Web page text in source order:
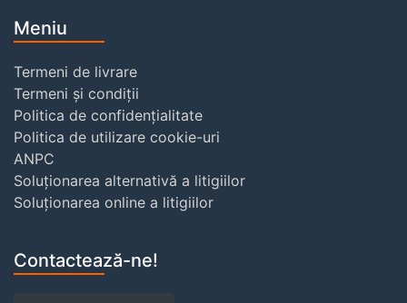
Meniu
Termeni de livrare
Termeni și condiții
Politica de confidențialitate
Politica de utilizare cookie-uri
ANPC
Soluționarea alternativă a litigiilor
Soluționarea online a litigiilor
Contactează-ne!